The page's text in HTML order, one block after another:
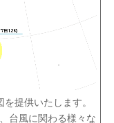
提供いたします。
台風に関わる様々な